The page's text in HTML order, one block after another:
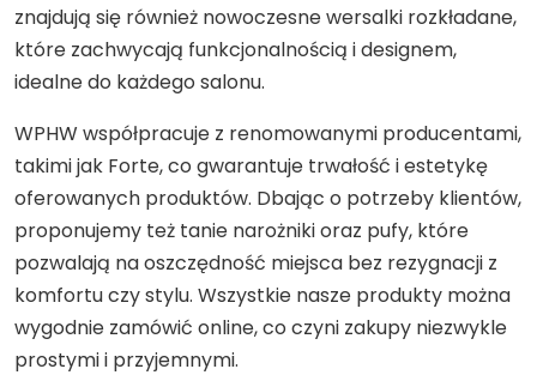
znajdują się również nowoczesne wersalki rozkładane,
które zachwycają funkcjonalnością i designem,
idealne do każdego salonu.
WPHW współpracuje z renomowanymi producentami,
takimi jak Forte, co gwarantuje trwałość i estetykę
oferowanych produktów. Dbając o potrzeby klientów,
proponujemy też tanie narożniki oraz pufy, które
pozwalają na oszczędność miejsca bez rezygnacji z
komfortu czy stylu. Wszystkie nasze produkty można
wygodnie zamówić online, co czyni zakupy niezwykle
prostymi i przyjemnymi.